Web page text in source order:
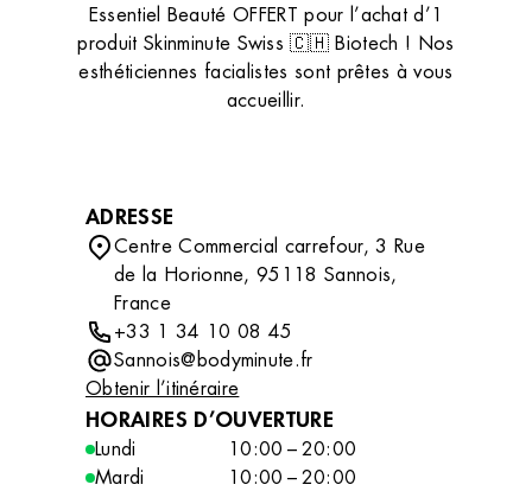
Essentiel Beauté OFFERT pour l’achat d’1
produit Skinminute Swiss 🇨🇭 Biotech ! Nos
esthéticiennes facialistes sont prêtes à vous
accueillir.
ADRESSE
Centre Commercial carrefour, 3 Rue
de la Horionne, 95118 Sannois,
France
+33 1 34 10 08 45
Sannois@bodyminute.fr
Obtenir l’itinéraire
HORAIRES D’OUVERTURE
Lundi
10:00 – 20:00
Mardi
10:00 – 20:00